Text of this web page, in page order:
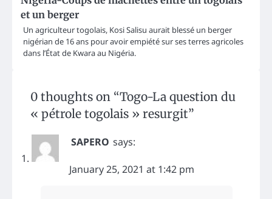
et un berger
Un agriculteur togolais, Kosi Salisu aurait blessé un berger
nigérian de 16 ans pour avoir empiété sur ses terres agricoles
dans l’État de Kwara au Nigéria.
0 thoughts on “Togo-La question du
« pétrole togolais » resurgit”
SAPERO says:
January 25, 2021 at 1:42 pm